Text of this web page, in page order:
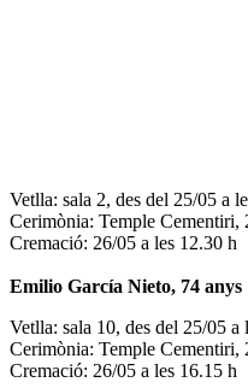
Vetlla: sala 2, des del 25/05 a
Cerimònia: Temple Cementiri,
Cremació: 26/05 a les 12.30 h
Emilio García Nieto, 74 anys
Vetlla: sala 10, des del 25/05 a
Cerimònia: Temple Cementiri,
Cremació: 26/05 a les 16.15 h